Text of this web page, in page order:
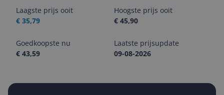
Laagste prijs ooit
€ 35,79
Hoogste prijs ooit
€ 45,90
Goedkoopste nu
€ 43,59
Laatste prijsupdate
09-08-2026